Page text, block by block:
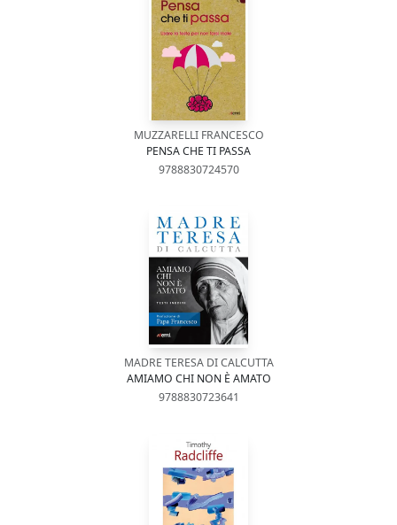
MUZZARELLI FRANCESCO
PENSA CHE TI PASSA
9788830724570
MADRE TERESA DI CALCUTTA
AMIAMO CHI NON È AMATO
9788830723641